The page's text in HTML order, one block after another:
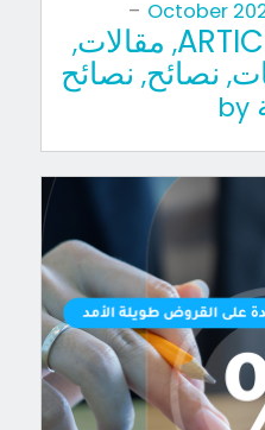
-
, مقالات,
, نصائح, نصائح
by